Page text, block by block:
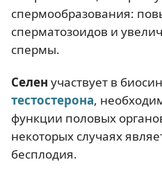
спермообразования:
сперматозоидов и
спермы.
Селен участвует в
тестостерона,
функции половых
некоторых случаях
бесплодия.